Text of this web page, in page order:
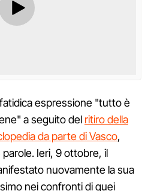
espressione "tutto è
a seguito del ritiro della
da parte di Vasco,
Ieri, 9 ottobre, il
nuovamente la sua
nei confronti di quei